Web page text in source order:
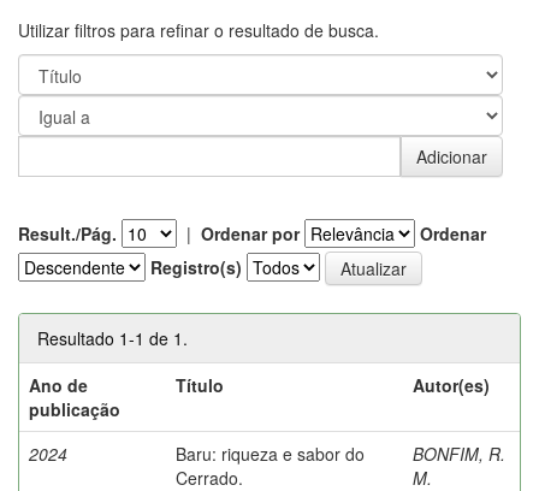
Utilizar filtros para refinar o resultado de busca.
Result./Pág. | Ordenar por
Ordenar
Registro(s)
Resultado 1-1 de 1.
Ano de
publicação
Título Autor(es)
2024
Baru: riqueza e sabor do
Cerrado.
BONFIM, R.
M.